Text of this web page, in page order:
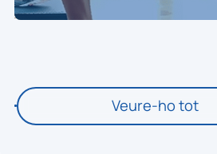
Veure-ho tot